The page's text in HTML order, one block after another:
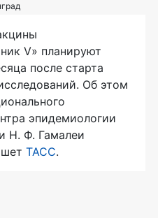
V» планируют
после старта
Об этом
эпидемиологии
Н. Ф. Гамалеи
ТАСС.